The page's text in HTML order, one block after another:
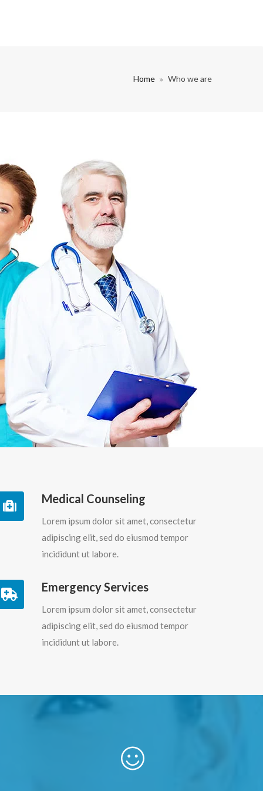
Home Who we are
Medical Counseling
Lorem ipsum dolor sit amet, consectetur
adipiscing elit, sed do eiusmod tempor
incididunt ut labore.
Emergency Services
Lorem ipsum dolor sit amet, consectetur
adipiscing elit, sed do eiusmod tempor
incididunt ut labore.